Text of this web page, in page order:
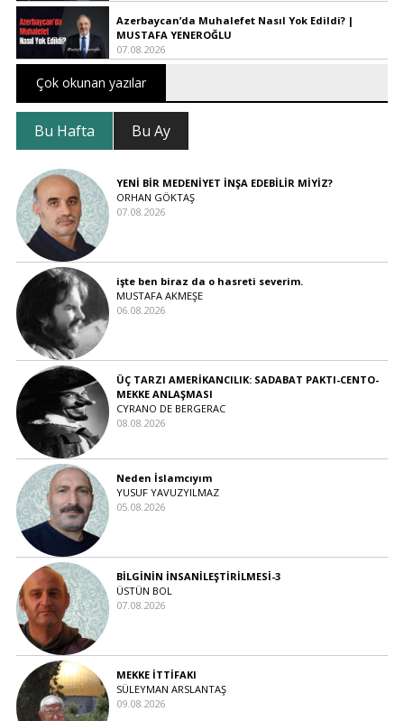
Azerbaycan’da Muhalefet Nasıl Yok Edildi? |
MUSTAFA YENEROĞLU
07.08.2026
Çok okunan yazılar
Bu Hafta Bu Ay
YENİ BİR MEDENİYET İNŞA EDEBİLİR MİYİZ?
ORHAN GÖKTAŞ
07.08.2026
işte ben biraz da o hasreti severim.
MUSTAFA AKMEŞE
06.08.2026
ÜÇ TARZI AMERİKANCILIK: SADABAT PAKTI-CENTO-
MEKKE ANLAŞMASI
CYRANO DE BERGERAC
08.08.2026
Neden İslamcıyım
YUSUF YAVUZYILMAZ
05.08.2026
BİLGİNİN İNSANİLEŞTİRİLMESİ-3
ÜSTÜN BOL
07.08.2026
MEKKE İTTİFAKI
SÜLEYMAN ARSLANTAŞ
09.08.2026